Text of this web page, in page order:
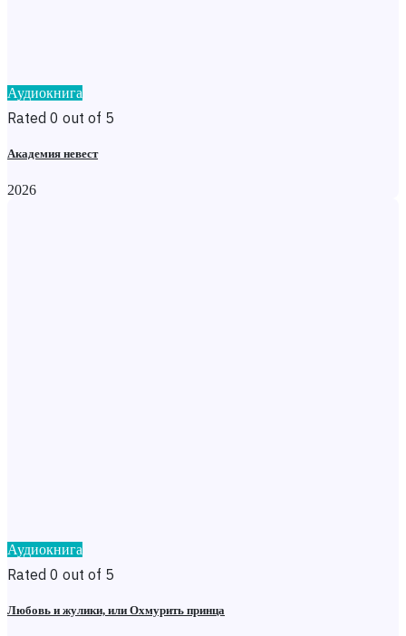
Аудиокнига
Rated 0 out of 5
Академия невест
2026
Аудиокнига
Rated 0 out of 5
Любовь и жулики, или Охмурить принца